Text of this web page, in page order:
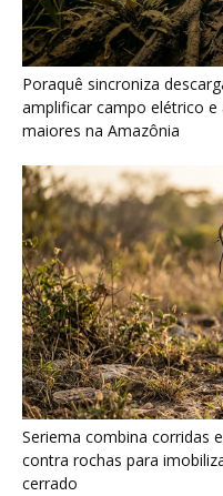
Poraquê sincroniza
amplificar campo elétrico
maiores na Amazônia
Seriema combina corridas
contra rochas para
cerrado